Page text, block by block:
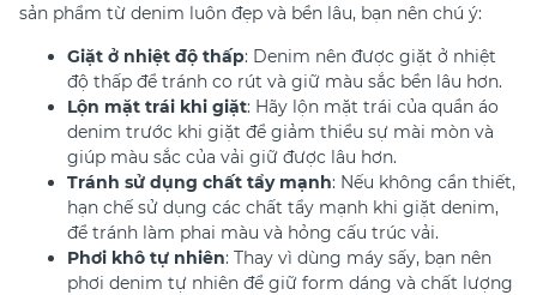
sản phẩm từ denim luôn đẹp và bền lâu, bạn nên chú ý:
Giặt ở nhiệt độ thấp: Denim nên được giặt ở nhiệt
độ thấp để tránh co rút và giữ màu sắc bền lâu hơn.
Lộn mặt trái khi giặt: Hãy lộn mặt trái của quần áo
denim trước khi giặt để giảm thiểu sự mài mòn và
giúp màu sắc của vải giữ được lâu hơn.
Tránh sử dụng chất tẩy mạnh: Nếu không cần thiết,
hạn chế sử dụng các chất tẩy mạnh khi giặt denim,
để tránh làm phai màu và hỏng cấu trúc vải.
Phơi khô tự nhiên: Thay vì dùng máy sấy, bạn nên
phơi denim tự nhiên để giữ form dáng và chất lượng